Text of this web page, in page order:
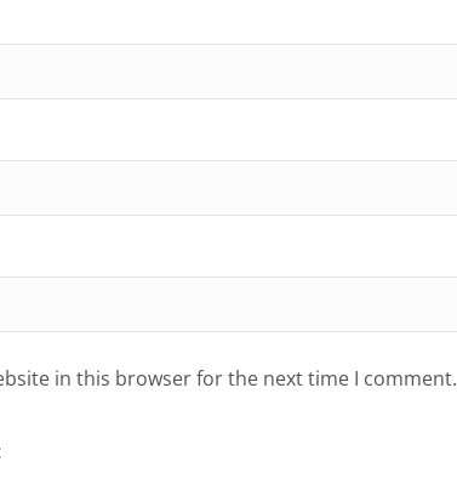
in this browser for the next time I comment.